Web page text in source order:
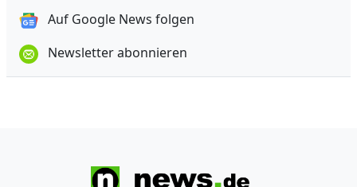
Auf Google News folgen
Newsletter abonnieren